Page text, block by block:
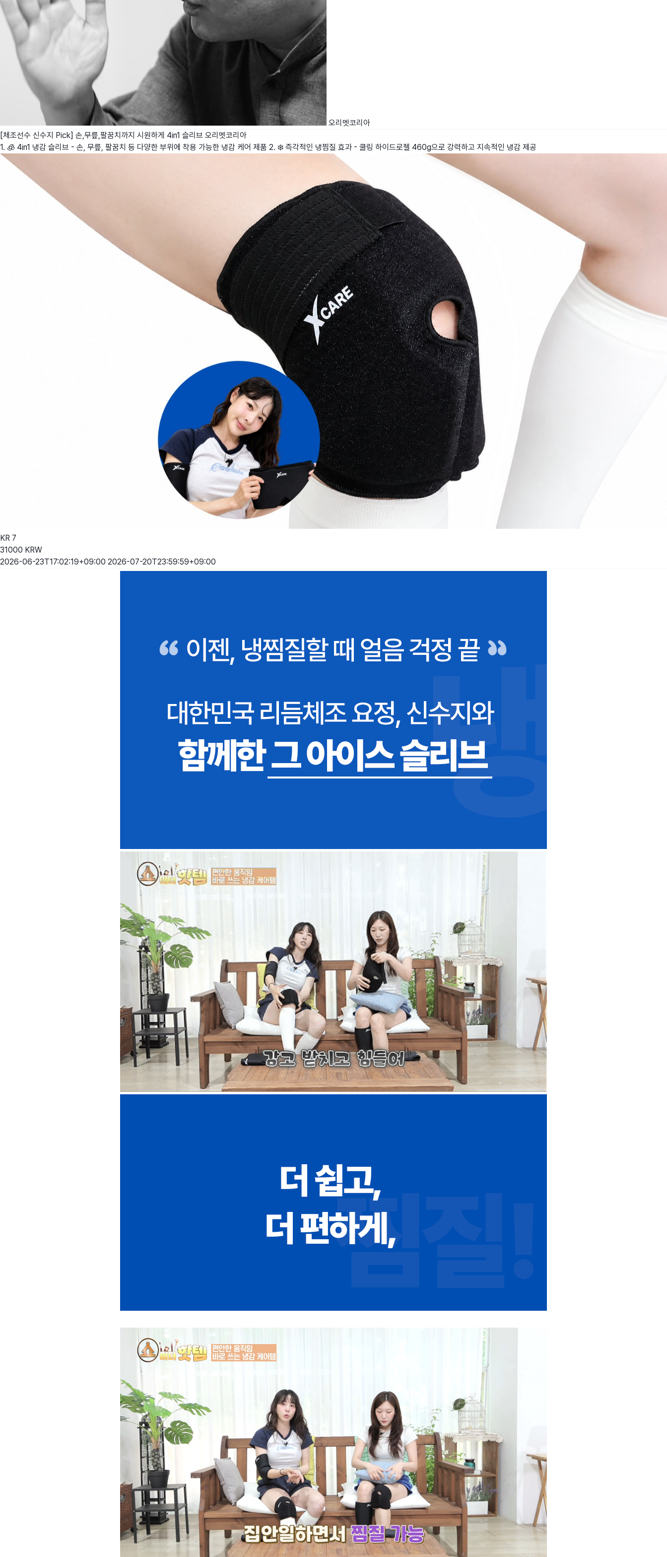
오리멧코리아
[체조선수 신수지 Pick] 손,무릎,팔꿈치까지 시원하게 4in1 슬리브 오리멧코리아
1. 🧊 4in1 냉감 슬리브 - 손, 무릎, 팔꿈치 등 다양한 부위에 착용 가능한 냉감 케어 제품 2. ❄️ 즉각적인 냉찜질 효과 - 쿨링 하이드로젤 460g으로 강력하고 지속적인 냉감 제공
KR 7
31000 KRW
2026-06-23T17:02:19+09:00 2026-07-20T23:59:59+09:00